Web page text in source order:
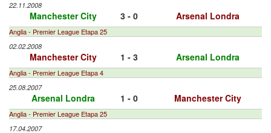
22.11.2008
Manchester City 3 - 0 Arsenal Londra
Anglia - Premier League Etapa 25
02.02.2008
Manchester City 1 - 3 Arsenal Londra
Anglia - Premier League Etapa 4
25.08.2007
Arsenal Londra 1 - 0 Manchester City
Anglia - Premier League Etapa 25
17.04.2007